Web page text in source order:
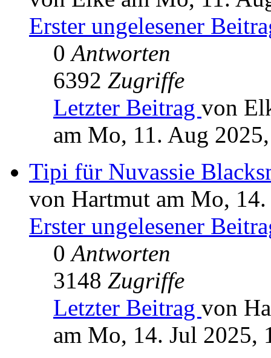
Erster ungelesener
0Antworten
6392 Zugriffe
Letzter Beitrag von
am Mo, 11. Aug
Tipi für Nuvassie
von Hartmut am Mo,
Erster ungelesener
0Antworten
3148 Zugriffe
Letzter Beitrag von
am Mo, 14. Jul 2025,